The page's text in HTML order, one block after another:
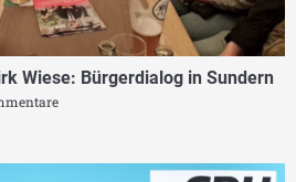
Wiese: Bürgerdialog in Sundern